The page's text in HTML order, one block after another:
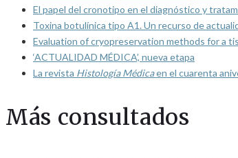
El papel del cronotipo en el diagnóstico y
Toxina botulínica tipo A1. Un recurso de
Evaluation of cryopreservation methods for a
‘ACTUALIDAD MÉDICA’, nueva etapa
La revista Histología Médicaen el cuarenta
Más consultados